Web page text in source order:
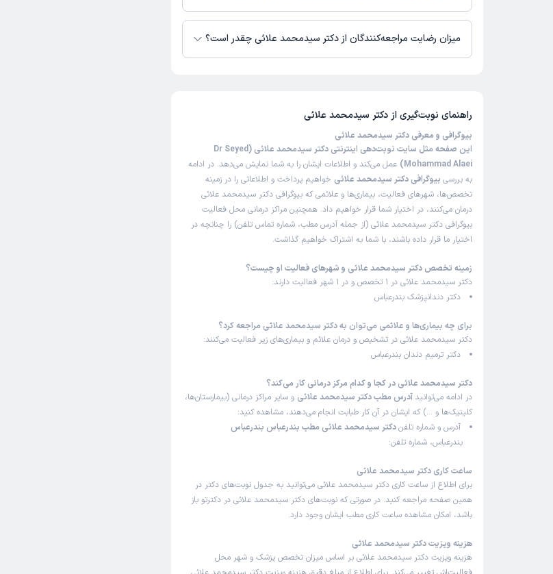
زمان نوبت‌دهی و پذیرش بیماران با هماهنگی مطب مشخص می‌شود.
میزان رضایت مراجعه‌کنندگان از دکتر سیدمحمد علائی چقدر است؟
راهنمای نوبت‌گیری از دکتر سیدمحمد علائی
بیوگرافی و معرفی دکتر سیدمحمد علائی
این صفحه مثل سایت نوبت‌دهی اینترنتی دکتر سیدمحمد علائی (Dr Seyed
Mohammad Alaei)
عمل می‌کند و اطلاعات ایشان را به شما نمایش می‌دهد. در ادامه
به بررسی بیوگرافی دکتر سیدمحمد علائی خواهیم پرداخت و اطلاعاتی را در زمینه
تخصص‌ها، شهرهای فعالیت، بیماری‌ها و علائمی که بیوگرافی دکتر سیدمحمد علائی
درمان می‌کنند، در اختیار شما قرار خواهیم داد. همچنین مراکز درمانی محل فعالیت
بیوگرافی دکتر سیدمحمد علائی (از جمله آدرس مطب، شماره تماس تلفن) را چنانچه در
اختیار ما قرار داده باشند، با شما به اشتراک خواهیم گذاشت.
زمینه تخصص دکتر سیدمحمد علائی و شهرهای فعالیت او چیست؟
دکتر سیدمحمد علائی در 1 تخصص و در 1 شهر فعالیت دارند:
دکتر دندانپزشک بندرعباس
برای چه بیماری‌ها و علائمی می‌توان به دکتر سیدمحمد علائی مراجعه کرد؟
دکتر سیدمحمد علائی در تشخیص و درمان علائم و بیماری‌های زیر فعالیت می‌کنند:
دکتر ترمیم دندان بندرعباس
دکتر سیدمحمد علائی در کجا و کدام مرکز درمانی کار می‌کند؟
در ادامه می‌توانید آدرس مطب دکتر سیدمحمد علائی و سایر مراکز درمانی (بیمارستان‌ها،
کلینیک‌ها و …) که ایشان در آن کار طبابت انجام می‌دهند، مشاهده کنید:
آدرس و شماره تلفندکتر سیدمحمد علائی مطب بندرعباس بندرعباس
بندرعباس، شماره تلفن:
ساعت کاری دکتر سیدمحمد علائی
برای اطلاع از ساعت کاری دکتر سیدمحمد علائی می‌توانید به جدول نوبت‌های دکتر در
همین صفحه مراجعه کنید. در صورتی که نوبت‌های دکتر سیدمحمد علائی در دکترتو باز
باشد، امکان مشاهده ساعت کاری مطب ایشان وجود دارد.
هزینه ویزیت دکتر سیدمحمد علائی
هزینه ویزیت دکتر سیدمحمد علائی بر اساس میزان تخصص پزشک و شهر محل